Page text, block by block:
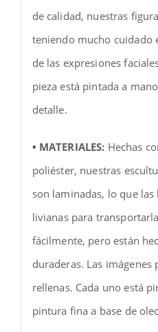
de calidad, nuestras
teniendo mucho cuidado
de las expresiones
pieza está pintada a
detalle.
• MATERIALES: Hechas
poliéster, nuestras
son laminadas, lo que
livianas para
fácilmente, pero están
duraderas. Las
rellenas. Cada uno está
pintura fina a base de